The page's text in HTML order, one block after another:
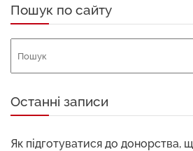
Пошук по сайту
Останні записи
Як підготуватися до донорства,